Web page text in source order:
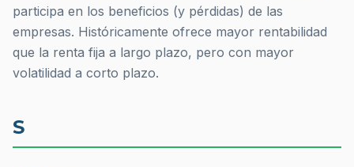
participa en los beneficios (y pérdidas) de las
empresas. Históricamente ofrece mayor rentabilidad
que la renta fija a largo plazo, pero con mayor
volatilidad a corto plazo.
S